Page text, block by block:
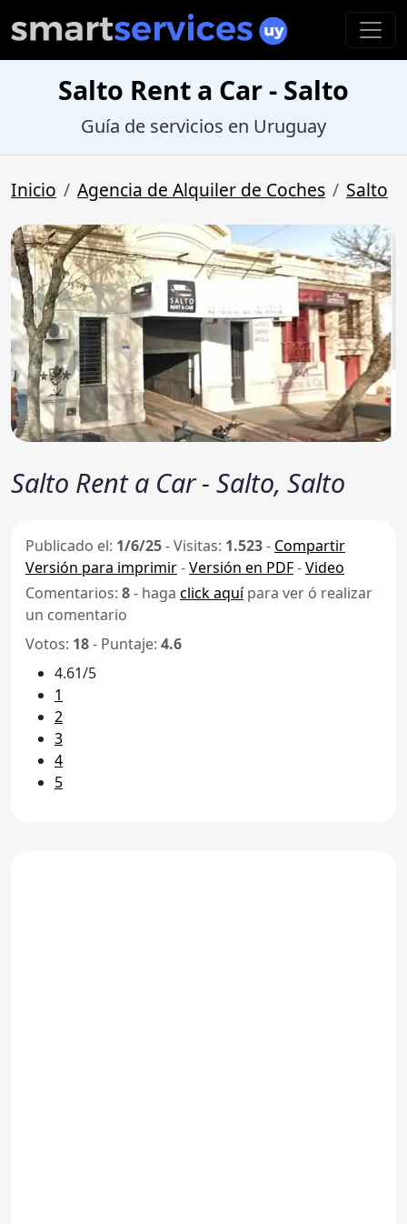
Salto Rent a Car - Salto
Guía de servicios en Uruguay
Inicio Agencia de Alquiler de Coches Salto
Salto Rent a Car - Salto, Salto
Publicado el: 1/6/25-Visitas: 1.523- Compartir
Versión para imprimir-Versión en PDF-Video
Comentarios: 8- haga click aquípara ver ó realizar
un comentario
Votos: 18- Puntaje: 4.6
4.61/5
1
2
3
4
5